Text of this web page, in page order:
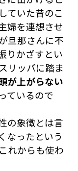
ていた昔のこ
婦を連想させ
旦那さんに不
りかざすとい
リッパに踏ま
が上がらない
ているので
の象徴とは言
なったという
れからも使わ